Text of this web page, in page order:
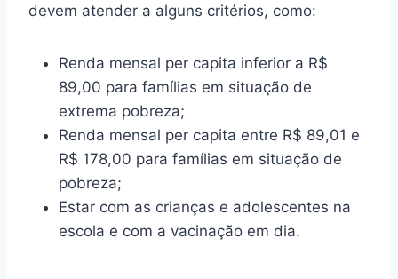
devem atender a alguns critérios, como:
Renda mensal per capita inferior a R$
89,00 para famílias em situação de
extrema pobreza;
Renda mensal per capita entre R$ 89,01 e
R$ 178,00 para famílias em situação de
pobreza;
Estar com as crianças e adolescentes na
escola e com a vacinação em dia.